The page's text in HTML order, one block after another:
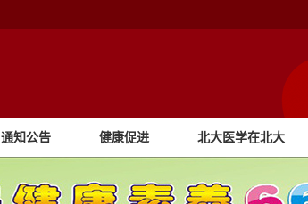
通知公告 健康促进 北大医学在北大